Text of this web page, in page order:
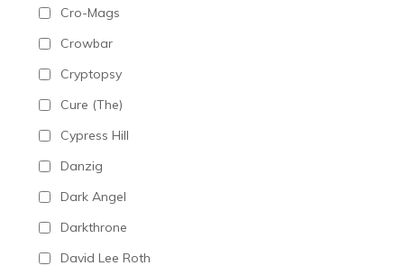
Cro-Mags
Crowbar
Cryptopsy
Cure (The)
Cypress Hill
Danzig
Dark Angel
Darkthrone
David Lee Roth